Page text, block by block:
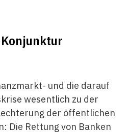
und die darauf
wesentlich zu der
der öffentlichen
Die Rettung von Banken